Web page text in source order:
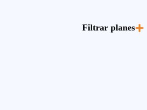
Filtrar planes